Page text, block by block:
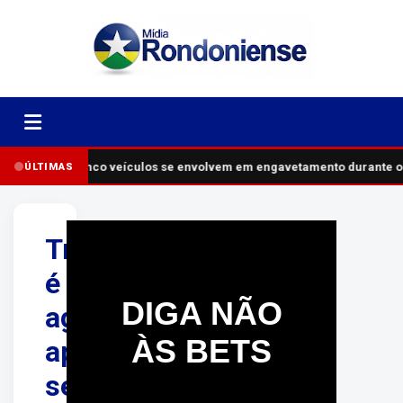
ÚLTIMASCinco veículos se envolvem em engavetamento durante
Travesti
é
agredida
após
ser
DIGA NÃO
ÀS BETS